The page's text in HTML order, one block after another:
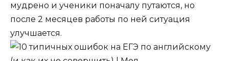
мудрено и ученики поначалу путаются, но
после 2 месяцев работы по ней ситуация
улучшается.